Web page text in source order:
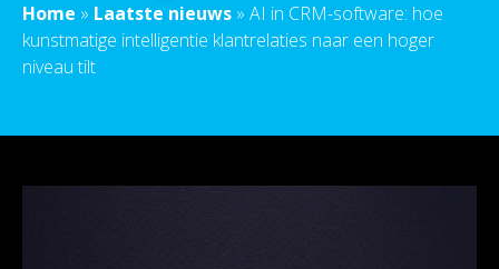
Home » Laatste nieuws » AI in CRM-software: hoe
kunstmatige intelligentie klantrelaties naar een hoger
niveau tilt